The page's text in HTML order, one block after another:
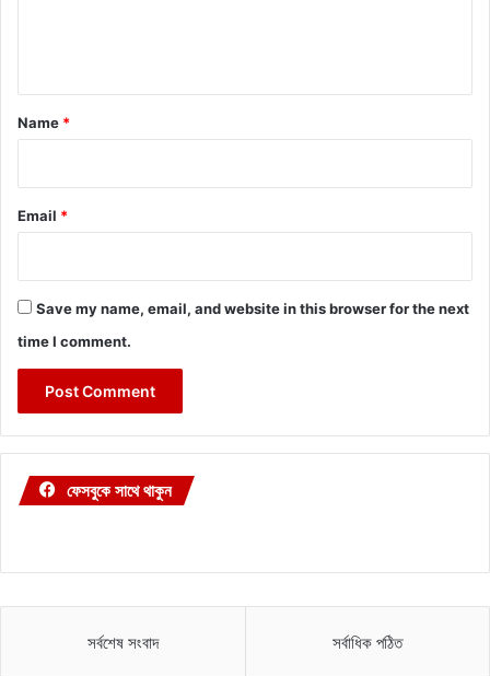
*
Name *
Email *
Save my name, email, and website in this browser for the next
time I comment.
ফেসবুকে সাথে থাকুন
সর্বশেষ সংবাদ সর্বাধিক পঠিত